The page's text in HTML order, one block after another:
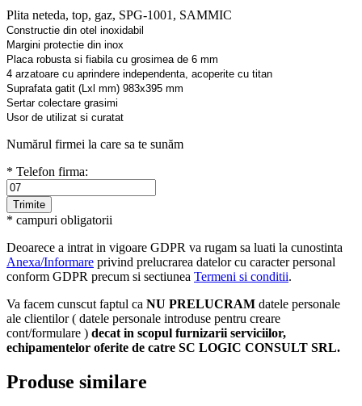
Plita neteda, top, gaz, SPG-1001, SAMMIC
Constructie din otel inoxidabil
Margini protectie din inox
Placa robusta si fiabila cu grosimea de 6 mm
4 arzatoare cu aprindere independenta, acoperite cu titan
Suprafata gatit (Lxl mm) 983x395 mm
Sertar colectare grasimi
Usor de utilizat si curatat
Numărul firmei la care sa te sunăm
* Telefon firma:
* campuri obligatorii
Deoarece a intrat in vigoare GDPR va rugam sa luati la cunostinta
Anexa/Informare privind prelucrarea datelor cu caracter personal
conform GDPR precum si sectiunea Termeni si conditii.
Va facem cunscut faptul ca NU PRELUCRAM datele personale
ale clientilor ( datele personale introduse pentru creare
cont/formulare ) decat in scopul furnizarii serviciilor,
echipamentelor oferite de catre SC LOGIC CONSULT SRL.
Produse similare